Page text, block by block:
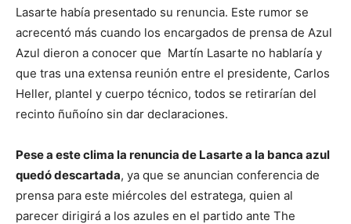
Lasarte había presentado su renuncia. Este rumor se
acrecentó más cuando los encargados de prensa de Azul
Azul dieron a conocer que Martín Lasarte no hablaría y
que tras una extensa reunión entre el presidente, Carlos
Heller, plantel y cuerpo técnico, todos se retirarían del
recinto ñuñoíno sin dar declaraciones.
Pese a este clima la renuncia de Lasarte a la banca azul
quedó descartada, ya que se anuncian conferencia de
prensa para este miércoles del estratega, quien al
parecer dirigirá a los azules en el partido ante The